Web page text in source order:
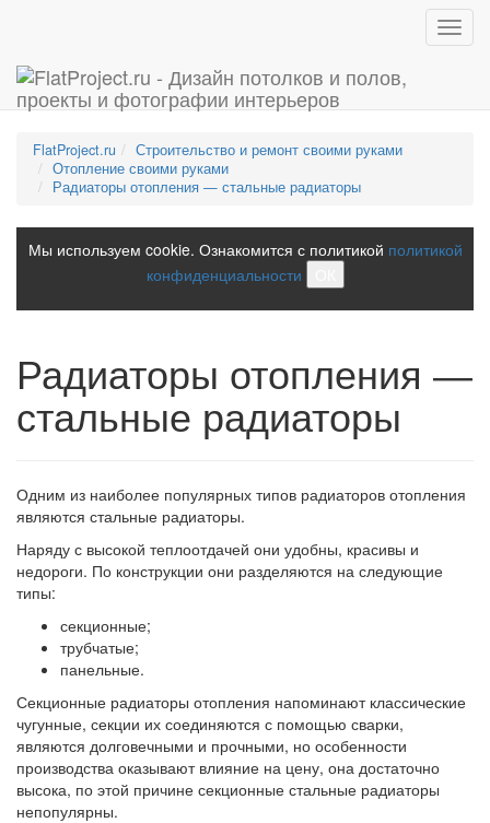
FlatProject.ru
Строительство и ремонт своими руками
Отопление своими руками
Радиаторы отопления — стальные радиаторы
Мы используем cookie. Ознакомится с политикой политикой
конфиденциальности
Радиаторы отопления —
стальные радиаторы
Одним из наиболее популярных типов радиаторов отопления
являются стальные радиаторы.
Наряду с высокой теплоотдачей они удобны, красивы и
недороги. По конструкции они разделяются на следующие
типы:
секционные;
трубчатые;
панельные.
Секционные радиаторы отопления напоминают классические
чугунные, секции их соединяются с помощью сварки,
являются долговечными и прочными, но особенности
производства оказывают влияние на цену, она достаточно
высока, по этой причине секционные стальные радиаторы
непопулярны.